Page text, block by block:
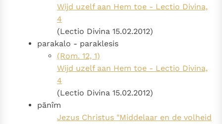
Wijd uzelf aan Hem toe - Lectio Divina,
4
(Lectio Divina 15.02.2012)
parakalo - paraklesis
(Rom. 12, 1)
Wijd uzelf aan Hem toe - Lectio Divina,
4
(Lectio Divina 15.02.2012)
pānîm
Jezus Christus "Middelaar en de volheid